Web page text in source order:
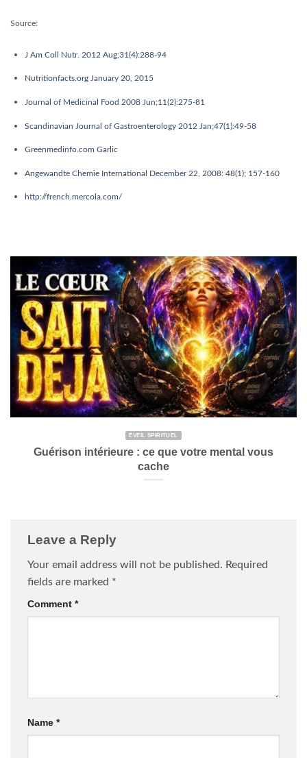
Source:
J Am Coll Nutr. 2012 Aug;31(4):288-94
Nutritionfacts.org January 20, 2015
Journal of Medicinal Food 2008 Jun;11(2):275-81
Scandinavian Journal of Gastroenterology 2012 Jan;47(1):49-58
Greenmedinfo.com Garlic
Angewandte Chemie International December 22, 2008: 48(1); 157-160
http://french.mercola.com/
ÉVEIL SPIRITUEL
Guérison intérieure : ce que votre mental vous
cache
Leave a Reply
Your email address will not be published. Required
fields are marked *
Comment *
Name *